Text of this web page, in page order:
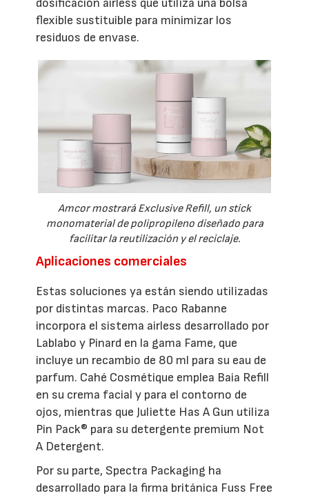
dosificación airless que utiliza una bolsa
flexible sustituible para minimizar los
residuos de envase.
Amcor mostrará Exclusive Refill, un stick
monomaterial de polipropileno diseñado para
facilitar la reutilización y el reciclaje.
Aplicaciones comerciales
Estas soluciones ya están siendo utilizadas
por distintas marcas. Paco Rabanne
incorpora el sistema airless desarrollado por
Lablabo y Pinard en la gama Fame, que
incluye un recambio de 80 ml para su eau de
parfum. Cahé Cosmétique emplea Baia Refill
en su crema facial y para el contorno de
ojos, mientras que Juliette Has A Gun utiliza
Pin Pack® para su detergente premium Not
A Detergent.
Por su parte, Spectra Packaging ha
desarrollado para la firma británica Fuss Free